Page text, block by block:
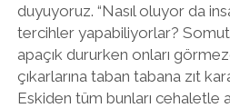
duyuyoruz. “Nasıl oluyor da
tercihler yapabiliyorlar? Somut
apaçık dururken onları
çıkarlarına taban tabana zıt
Eskiden tüm bunları cehaletle